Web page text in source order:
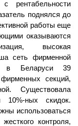
рентабельности
поднялся до
работы еще
оказываются
высокая
сеть фирменной
в Беларуси 39
секций,
Существовала
10%-ных скидок.
использоваться
контроля,